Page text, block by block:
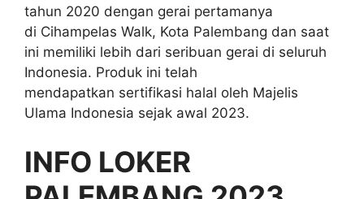
tahun 2020 dengan gerai pertamanya
di Cihampelas Walk, Kota Palembang dan saat
ini memiliki lebih dari seribuan gerai di seluruh
Indonesia. Produk ini telah
mendapatkan sertifikasi halal oleh Majelis
Ulama Indonesia sejak awal 2023.
INFO LOKER